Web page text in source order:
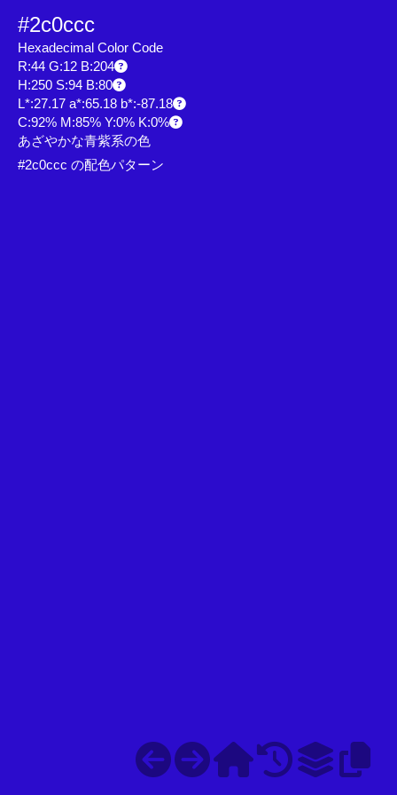
#2c0ccc
Hexadecimal Color Code
R:44 G:12 B:204
H:250 S:94 B:80
L*:27.17 a*:65.18 b*:-87.18
C:92% M:85% Y:0% K:0%
あざやかな青紫系の色
#2c0ccc の配色パターン